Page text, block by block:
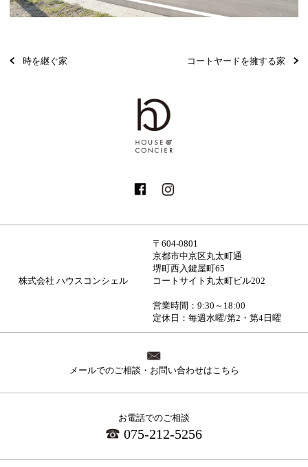
時を継ぐ家 コートヤードを擁する家
株式会社 ハウスコンシェル
〒604-0801
京都市中京区丸太町通
堺町西入鍵屋町65
コートサイト丸太町ビル202
営業時間：9:30～18:00
定休日：毎週水曜/第2・第4日曜
メールでのご相談・お問い合わせはこちら
お電話でのご相談
075-212-5256